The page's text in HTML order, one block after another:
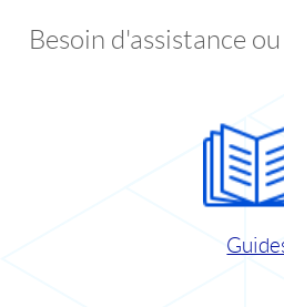
Besoin d'assistance